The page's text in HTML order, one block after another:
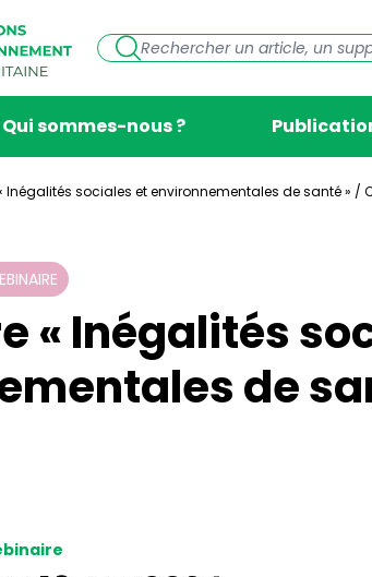
Qui sommes-nous ?
Inégalités sociales et environnementales de santé » /
« Inégalités
de